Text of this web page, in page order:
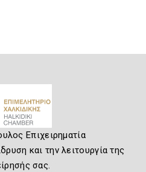
Επιχειρηματία
και την λειτουργία της
σας.